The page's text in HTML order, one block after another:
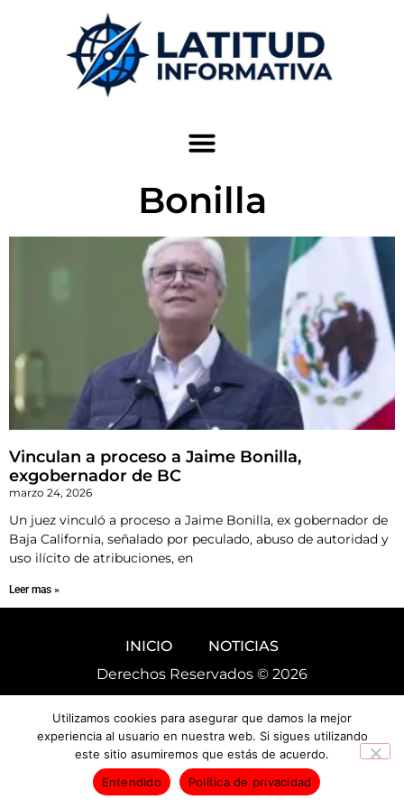
Bonilla
Vinculan a proceso a Jaime Bonilla,
exgobernador de BC
marzo 24, 2026
Un juez vinculó a proceso a Jaime Bonilla, ex gobernador de
Baja California, señalado por peculado, abuso de autoridad y
uso ilícito de atribuciones, en
Leer mas »
INICIO
NOTICIAS
Derechos Reservados © 2026
Utilizamos cookies para asegurar que damos la mejor
experiencia al usuario en nuestra web. Si sigues utilizando
este sitio asumiremos que estás de acuerdo.
Entendido
Política de privacidad